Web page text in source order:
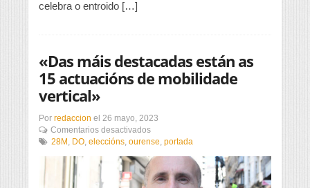
celebra o entroido […]
«Das máis destacadas están as
15 actuacións de mobilidade
vertical»
Por redaccion el 26 mayo, 2023
Comentarios desactivadosen
«Das
están
28M , DO, eleccións, ourense, portada